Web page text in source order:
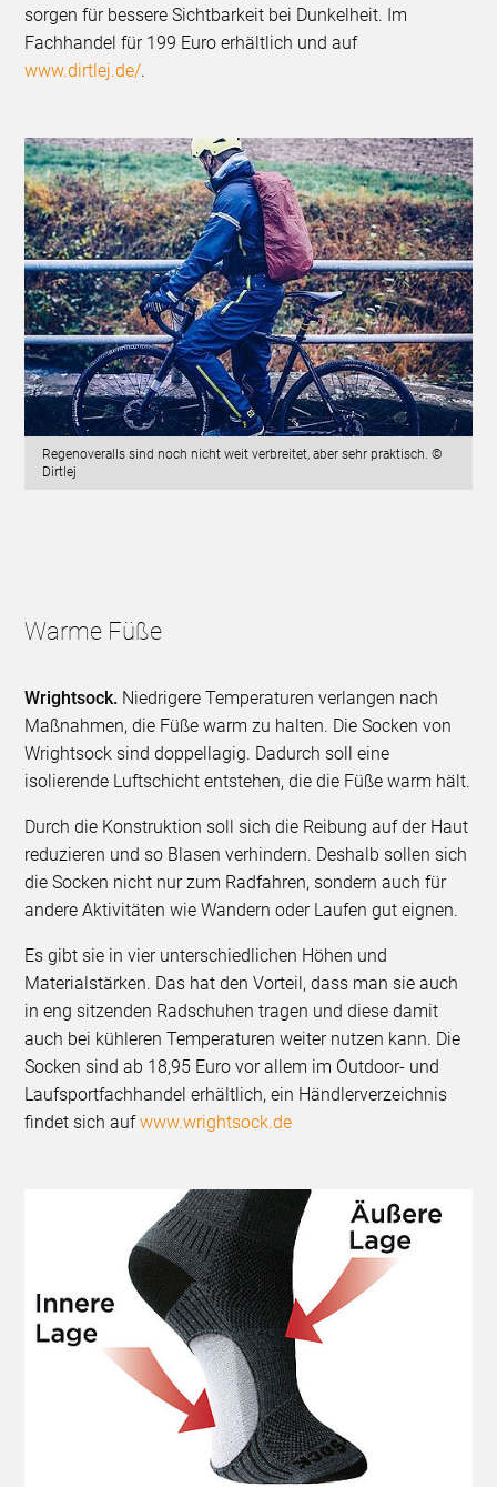
sorgen für bessere Sichtbarkeit bei Dunkelheit. Im
Fachhandel für 199 Euro erhältlich und auf
www.dirtlej.de/.
Regenoveralls sind noch nicht weit verbreitet, aber sehr praktisch. ©
Dirtlej
Warme Füße
Wrightsock. Niedrigere Temperaturen verlangen nach
Maßnahmen, die Füße warm zu halten. Die Socken von
Wrightsock sind doppellagig. Dadurch soll eine
isolierende Luftschicht entstehen, die die Füße warm hält.
Durch die Konstruktion soll sich die Reibung auf der Haut
reduzieren und so Blasen verhindern. Deshalb sollen sich
die Socken nicht nur zum Radfahren, sondern auch für
andere Aktivitäten wie Wandern oder Laufen gut eignen.
Es gibt sie in vier unterschiedlichen Höhen und
Materialstärken. Das hat den Vorteil, dass man sie auch
in eng sitzenden Radschuhen tragen und diese damit
auch bei kühleren Temperaturen weiter nutzen kann. Die
Socken sind ab 18,95 Euro vor allem im Outdoor- und
Laufsportfachhandel erhältlich, ein Händlerverzeichnis
findet sich aufwww.wrightsock.de